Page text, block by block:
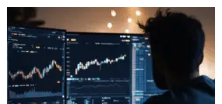
vào lĩnh vực bất động sản. Dự án này là...